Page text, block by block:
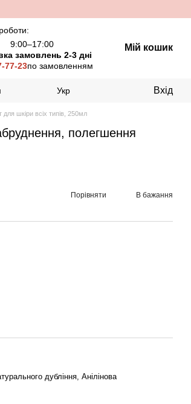
9:00–17:00
замовлень 2-3 дні
77-23по замовленням
Мій кошик
Укр Вхід
для шкіри всіх типів, 250мл
полегшення
Порівняти В бажання
дубління, Анілінова